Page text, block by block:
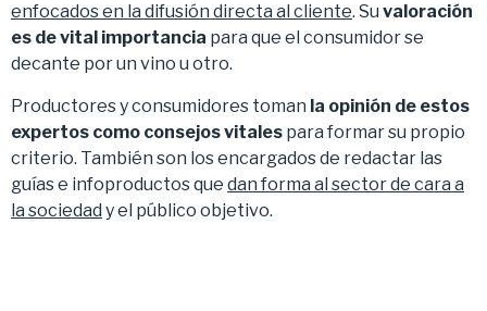
enfocados en la difusión directa al cliente. Su valoración
es de vital importancia para que el consumidor se
decante por un vino u otro.
Productores y consumidores toman la opinión de estos
expertos como consejos vitales para formar su propio
criterio. También son los encargados de redactar las
guías e infoproductos que dan forma al sector de cara a
la sociedad y el público objetivo.